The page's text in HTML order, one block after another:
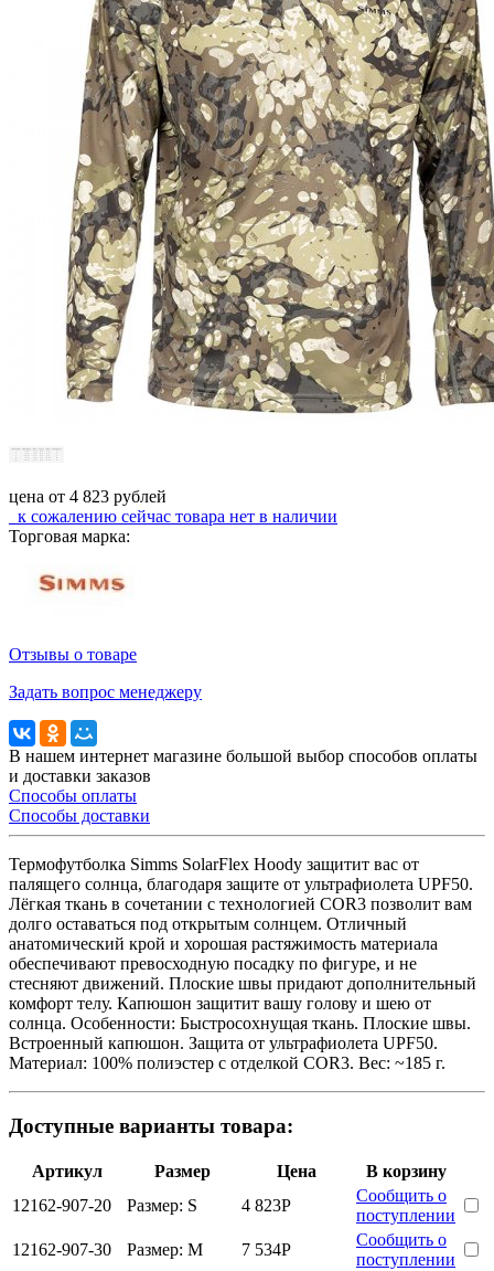
цена от 4 823 рублей
к сожалению сейчас товара нет в наличии
Торговая марка:
Отзывы о товаре
Задать вопрос менеджеру
В нашем интернет магазине большой выбор способов оплаты
и доставки заказов
Способы оплаты
Способы доставки
Термофутболка Simms SolarFlex Hoody защитит вас от
палящего солнца, благодаря защите от ультрафиолета UPF50.
Лёгкая ткань в сочетании с технологией COR3 позволит вам
долго оставаться под открытым солнцем. Отличный
анатомический крой и хорошая растяжимость материала
обеспечивают превосходную посадку по фигуре, и не
стесняют движений. Плоские швы придают дополнительный
комфорт телу. Капюшон защитит вашу голову и шею от
солнца. Особенности: Быстросохнущая ткань. Плоские швы.
Встроенный капюшон. Защита от ультрафиолета UPF50.
Материал: 100% полиэстер с отделкой COR3. Вес: ~185 г.
Доступные варианты товара:
Артикул Размер Цена
В корзину
12162-907-20
Размер: S 4 823Р
Сообщить о
поступлении
12162-907-30
Размер: M 7 534Р
Сообщить о
поступлении